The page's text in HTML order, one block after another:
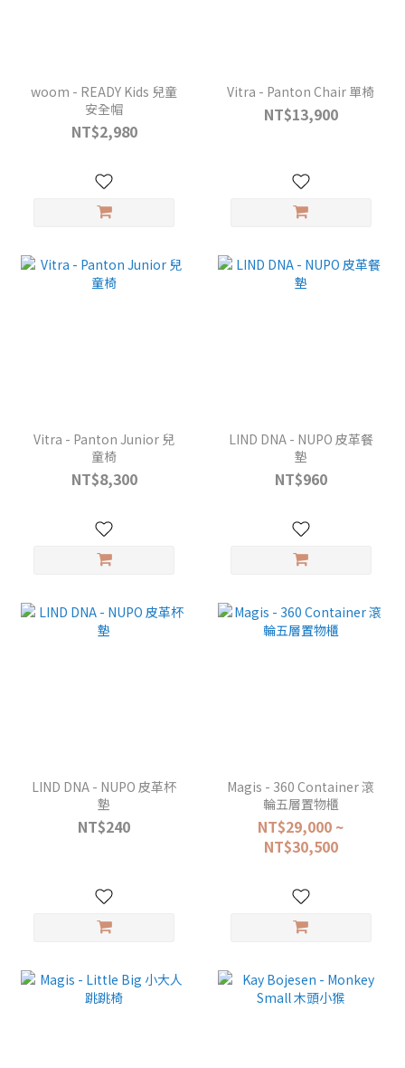
woom - READY Kids 兒童
安全帽
NT$2,980
Vitra - Panton Chair 單椅
NT$13,900
Vitra - Panton Junior 兒
童椅
NT$8,300
LIND DNA - NUPO 皮革餐
墊
NT$960
LIND DNA - NUPO 皮革杯
墊
NT$240
Magis - 360 Container 滾
輪五層置物櫃
NT$29,000 ~
NT$30,500